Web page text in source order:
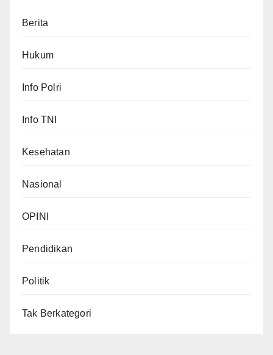
Berita
Hukum
Info Polri
Info TNI
Kesehatan
Nasional
OPINI
Pendidikan
Politik
Tak Berkategori